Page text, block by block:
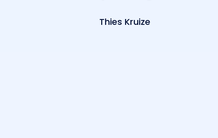
Thies Kruize